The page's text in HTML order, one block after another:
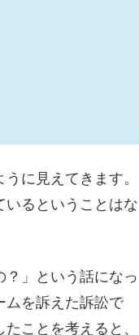
に見えてきます。
いるということはな
？」という話になっ
ムを訴えた訴訟で
ことを考えると、